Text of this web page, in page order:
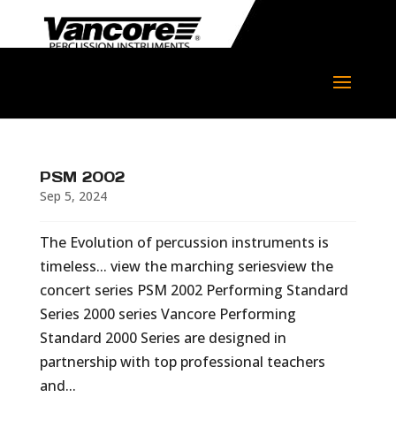
PSM 2002
Sep 5, 2024
The Evolution of percussion instruments is
timeless... view the marching seriesview the
concert series PSM 2002 Performing Standard
Series 2000 series Vancore Performing
Standard 2000 Series are designed in
partnership with top professional teachers
and...